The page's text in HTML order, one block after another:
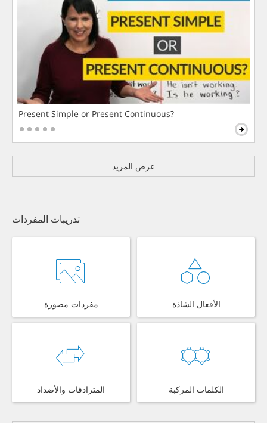
Present Simple or Present Continuous?
عرض المزيد
تدريبات المفردات
مفردات مصورة الأفعال الشاذة
المترادفات والأضداد الكلمات المركبة